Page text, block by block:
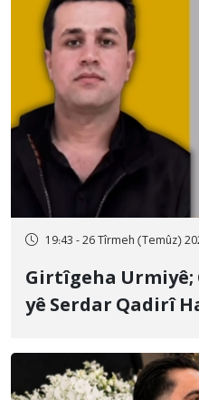
19:43 - 26 Tîrmeh (Temûz)
Girtîgeha Urmiyê;
yê Serdar Qadirî